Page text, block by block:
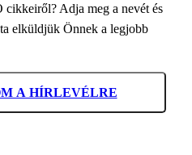
cikkeiről? Adja meg a nevét és
elküldjük Önnek a legjobb
A HÍRLEVÉLRE